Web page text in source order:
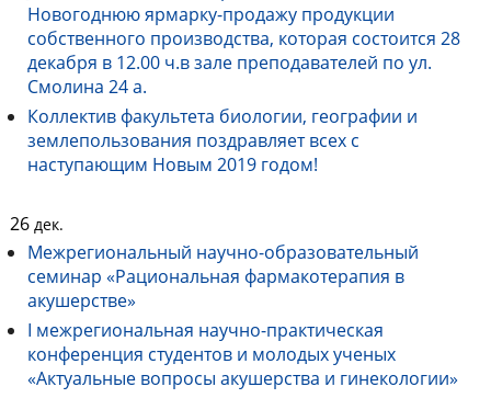
Новогоднюю ярмарку-продажу продукции
собственного производства, которая состоится 28
декабря в 12.00 ч.в зале преподавателей по ул.
Смолина 24 а.
Коллектив факультета биологии, географии и
землепользования поздравляет всех с
наступающим Новым 2019 годом!
26 дек.
Межрегиональный научно-образовательный
семинар «Рациональная фармакотерапия в
акушерстве»
I межрегиональная научно-практическая
конференция студентов и молодых ученых
«Актуальные вопросы акушерства и гинекологии»